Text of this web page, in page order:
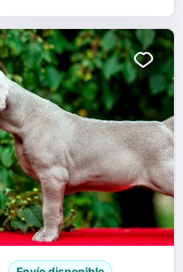
pelo duro , perros muy
adptados tanto como
para hogar como para
rastreo de jabalí ,